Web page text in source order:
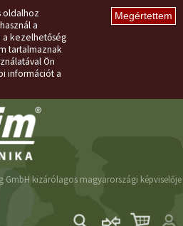
oldalhoz
a
a kezelhetőség
tartalmaznak
Ön
információt a
GmbH kizárólagos magyarországi képviselője